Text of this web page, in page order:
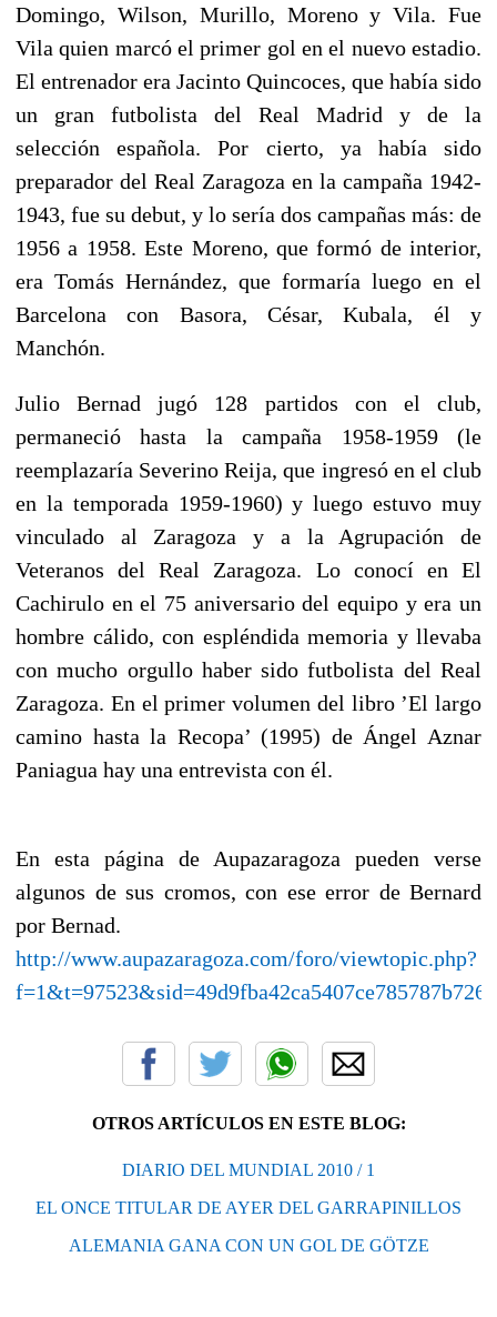
Domingo, Wilson, Murillo, Moreno y Vila. Fue
Vila quien marcó el primer gol en el nuevo estadio.
El entrenador era Jacinto Quincoces, que había sido
un gran futbolista del Real Madrid y de la
selección española. Por cierto, ya había sido
preparador del Real Zaragoza en la campaña 1942-
1943, fue su debut, y lo sería dos campañas más: de
1956 a 1958. Este Moreno, que formó de interior,
era Tomás Hernández, que formaría luego en el
Barcelona con Basora, César, Kubala, él y
Manchón.
Julio Bernad jugó 128 partidos con el club,
permaneció hasta la campaña 1958-1959 (le
reemplazaría Severino Reija, que ingresó en el club
en la temporada 1959-1960) y luego estuvo muy
vinculado al Zaragoza y a la Agrupación de
Veteranos del Real Zaragoza. Lo conocí en El
Cachirulo en el 75 aniversario del equipo y era un
hombre cálido, con espléndida memoria y llevaba
con mucho orgullo haber sido futbolista del Real
Zaragoza. En el primer volumen del libro ’El largo
camino hasta la Recopa’ (1995) de Ángel Aznar
Paniagua hay una entrevista con él.
En esta página de Aupazaragoza pueden verse
algunos de sus cromos, con ese error de Bernard
por Bernad.
http://www.aupazaragoza.com/foro/viewtopic.php?
OTROS ARTÍCULOS EN ESTE BLOG:
DIARIO DEL MUNDIAL 2010 / 1
EL ONCE TITULAR DE AYER DEL GARRAPINILLOS
ALEMANIA GANA CON UN GOL DE GÖTZE